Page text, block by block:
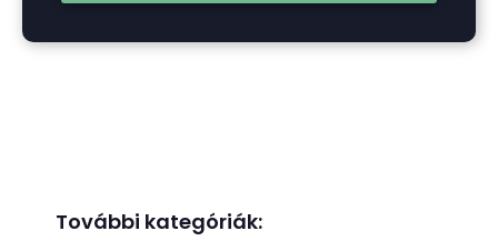
További kategóriák: